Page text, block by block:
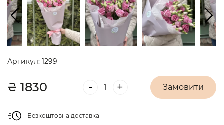
Артикул: 1299
₴ 1830 - + Замовити
Безкоштовна доставка